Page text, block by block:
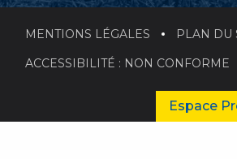
MENTIONS LÉGALES PLAN DU
ACCESSIBILITÉ : NON CONFORME
Espace